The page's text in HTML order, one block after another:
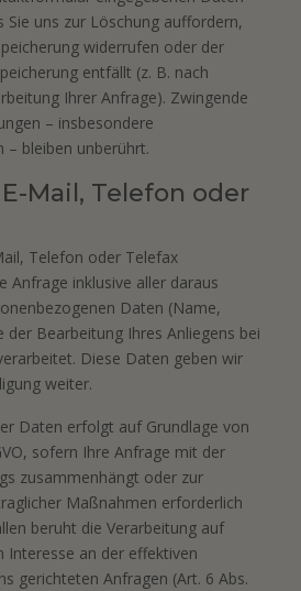
Sie uns zur Löschung auffordern,
widerrufen oder der
entfällt (z. B. nach
Ihrer Anfrage). Zwingende
– insbesondere
– bleiben unberührt.
Mail, Telefon oder
Telefon oder Telefax
Anfrage inklusive aller daraus
Daten (Name,
der Bearbeitung Ihres Anliegens bei
Diese Daten geben wir
weiter.
Daten erfolgt auf Grundlage von
sofern Ihre Anfrage mit der
zusammenhängt oder zur
Maßnahmen erforderlich
beruht die Verarbeitung auf
Interesse an der effektiven
gerichteten Anfragen (Art. 6 Abs.